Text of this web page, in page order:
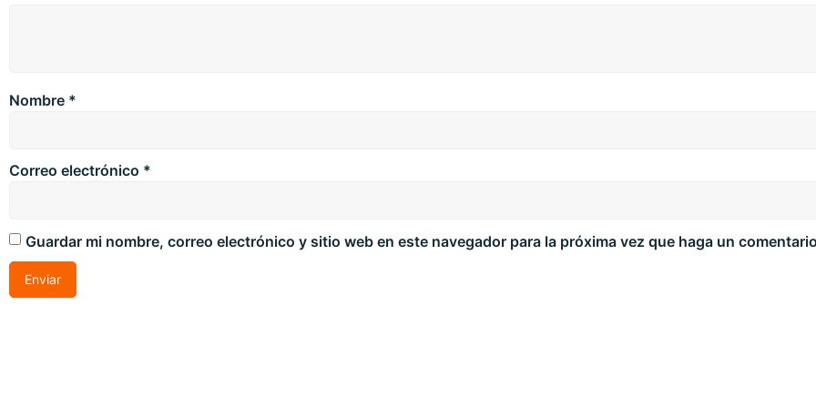
Nombre *
Correo electrónico *
Guardar mi nombre, correo electrónico y sitio web en este navegador para la próxima vez que haga un